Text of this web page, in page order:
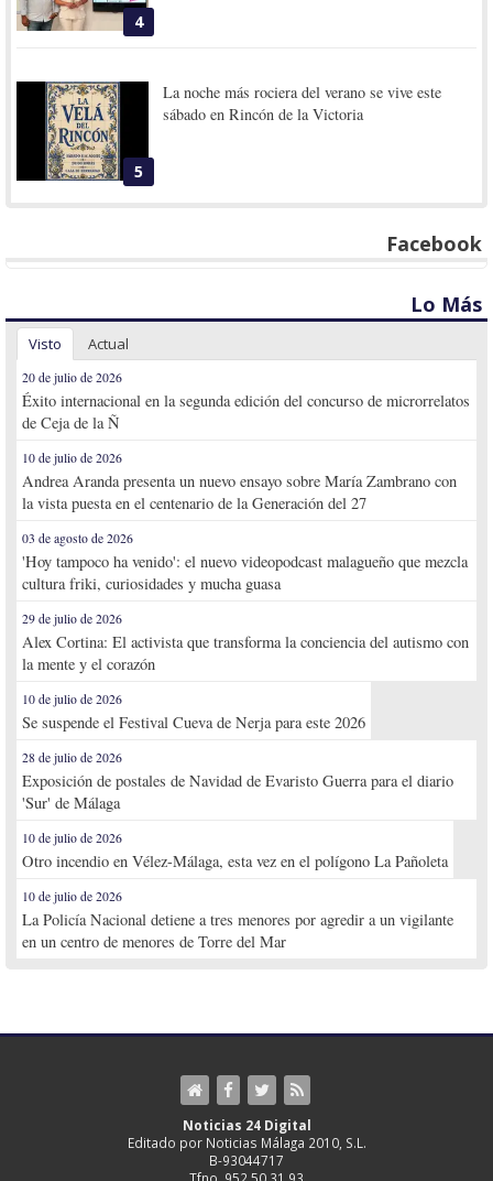
4
5
La noche más rociera del verano se vive este
sábado en Rincón de la Victoria
Facebook
Lo Más
Visto Actual
20 de julio de 2026
Éxito internacional en la segunda edición del concurso de microrrelatos
de Ceja de la Ñ
10 de julio de 2026
Andrea Aranda presenta un nuevo ensayo sobre María Zambrano con
la vista puesta en el centenario de la Generación del 27
03 de agosto de 2026
'Hoy tampoco ha venido': el nuevo videopodcast malagueño que mezcla
cultura friki, curiosidades y mucha guasa
29 de julio de 2026
Alex Cortina: El activista que transforma la conciencia del autismo con
la mente y el corazón
10 de julio de 2026
Se suspende el Festival Cueva de Nerja para este 2026
28 de julio de 2026
Exposición de postales de Navidad de Evaristo Guerra para el diario
'Sur' de Málaga
10 de julio de 2026
Otro incendio en Vélez-Málaga, esta vez en el polígono La Pañoleta
10 de julio de 2026
La Policía Nacional detiene a tres menores por agredir a un vigilante
en un centro de menores de Torre del Mar
Noticias 24 Digital
Editado por Noticias Málaga 2010, S.L.
B-93044717
Tfno. 952 50 31 93